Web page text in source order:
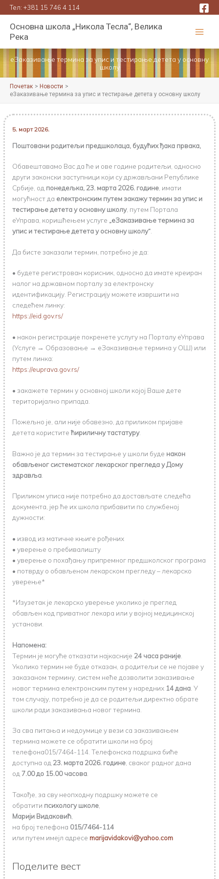
Пређи
на
садржај
Тел: +381 15 746 4 114
Основна школа „Никола Тесла“, Велика
Река
еЗаказивање термина за упис и тестирање детета у основну
школу
Почетак
Новости
еЗаказивање термина за упис и тестирање детета у основну школу
5. март 2026.
Поштовани родитељи предшколаца, будућих ђака првака,
Обавештавамо Вас да ће и ове године родитељи, односно
други законски заступници који су држављани Републике
Србије, од понедељка, 23. марта 2026. године, имати
могућност да електронским путем закажу термин за упис и
тестирање детета у основну школу, путем Портала
еУправа, коришћењем услуге „еЗаказивање термина за
упис и тестирање детета у основну школу“.
Да бисте заказали термин, потребно је да:
• будете регистрован корисник, односно да имате креиран
налог на државном порталу за електронску
идентификацију. Регистрацију можете извршити на
следећем линку:
https://eid.gov.rs/
• након регистрације покренете услугу на Порталу еУправа
(Услуге → Образовање → еЗаказивање термина у ОШ) или
путем линка:
https://euprava.gov.rs/
• закажете термин у основној школи којој Ваше дете
територијално припада.
Пожељно је, али није обавезно, да приликом пријаве
детета користитећириличну тастатуру.
Важно је да термин за тестирање у школи буде након
обављеног систематског лекарског прегледа у Дому
здравља
Приликом уписа није потребно да достављате следећа
документа, јер ће их школа прибавити по службеној
дужности:
• извод из матичне књиге рођених
• уверење о пребивалишту
• уверење о похађању припремног предшколског програма
• потврду о обављеном лекарском прегледу – лекарско
уверење*
*Изузетак је лекарско уверење уколико је преглед
обављен код приватног лекара или у војној медицинској
установи.
Напомена:
Термин је могуће отказати најкасније 24 часа раније
Уколико термин не буде отказан, а родитељи се не појаве у
заказаном термину, систем неће дозволити заказивање
новог термина електронским путем у наредних 14 дана . У
том случају, потребно је да се родитељи директно обрате
школи ради заказивања новог термина.
За сва питања и недоумице у вези са заказивањем
термина можете се обратити школи на број
телефона015/7464-114. Телефонска подршка биће
доступна од 23. марта 2026. године , сваког радног дана
од7.00до 15.00часова
Такође, за сву неопходну подршку можете се
обратити психологу школе
Марији Видаковић
на број телефона 015/7464-114
или путем имејл адресе marijavidakovi@yahoo.com
Поделите вест